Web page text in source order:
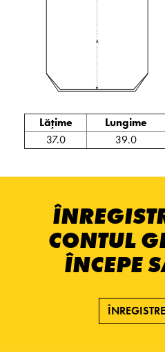
Lățime Lungime
37.0
39.0
CONTUL
ÎNCEPE